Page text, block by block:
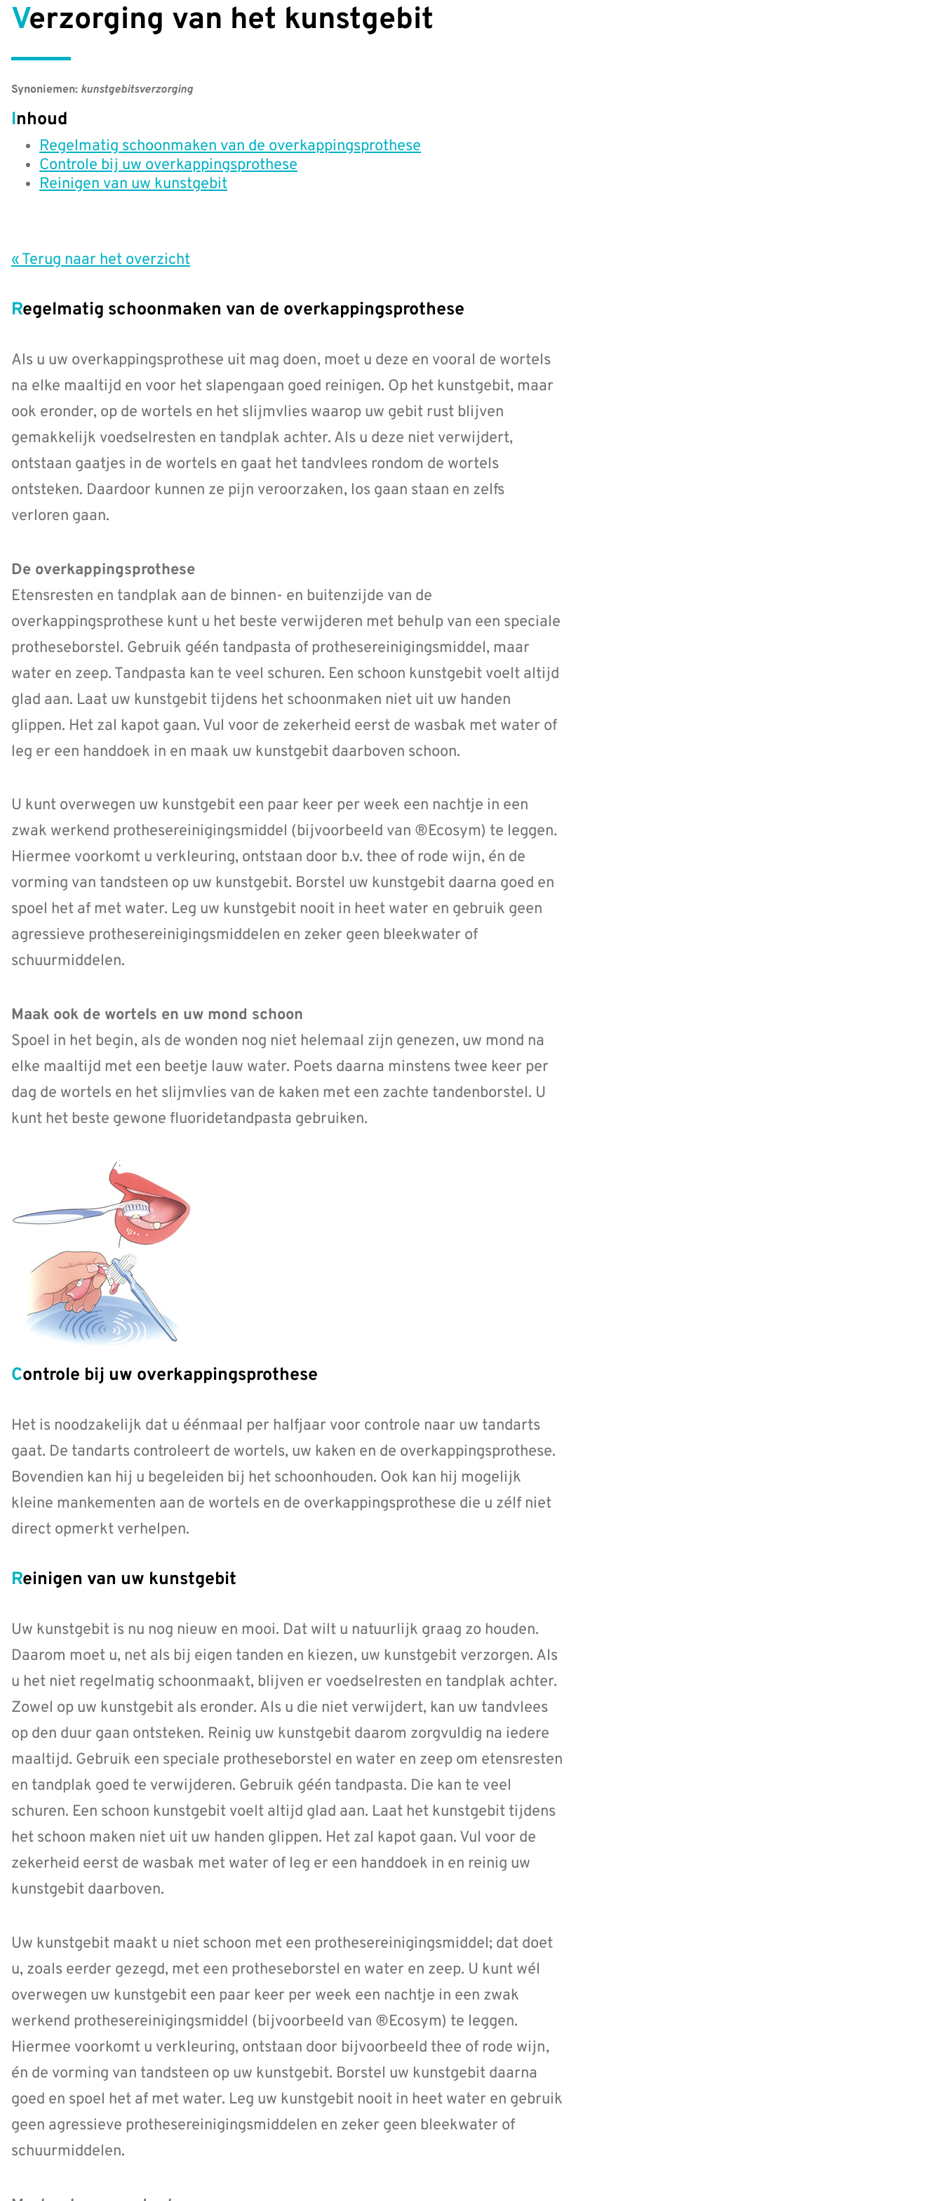
Verzorging van het kunstgebit
Synoniemen: kunstgebitsverzorging
Inhoud
Regelmatig schoonmaken van de overkappingsprothese
Controle bij uw overkappingsprothese
Reinigen van uw kunstgebit
« Terug naar het overzicht
Regelmatig schoonmaken van de overkappingsprothese
Als u uw overkappingsprothese uit mag doen, moet u deze en vooral de wortels
na elke maaltijd en voor het slapengaan goed reinigen. Op het kunstgebit, maar
ook eronder, op de wortels en het slijmvlies waarop uw gebit rust blijven
gemakkelijk voedselresten en tandplak achter. Als u deze niet verwijdert,
ontstaan gaatjes in de wortels en gaat het tandvlees rondom de wortels
ontsteken. Daardoor kunnen ze pijn veroorzaken, los gaan staan en zelfs
verloren gaan.
De overkappingsprothese
Etensresten en tandplak aan de binnen- en buitenzijde van de
overkappingsprothese kunt u het beste verwijderen met behulp van een speciale
protheseborstel. Gebruik géén tandpasta of prothesereinigingsmiddel, maar
water en zeep. Tandpasta kan te veel schuren. Een schoon kunstgebit voelt altijd
glad aan. Laat uw kunstgebit tijdens het schoonmaken niet uit uw handen
glippen. Het zal kapot gaan. Vul voor de zekerheid eerst de wasbak met water of
leg er een handdoek in en maak uw kunstgebit daarboven schoon.
U kunt overwegen uw kunstgebit een paar keer per week een nachtje in een
zwak werkend prothesereinigingsmiddel (bijvoorbeeld van ®Ecosym) te leggen.
Hiermee voorkomt u verkleuring, ontstaan door b.v. thee of rode wijn, én de
vorming van tandsteen op uw kunstgebit. Borstel uw kunstgebit daarna goed en
spoel het af met water. Leg uw kunstgebit nooit in heet water en gebruik geen
agressieve prothesereinigingsmiddelen en zeker geen bleekwater of
schuurmiddelen.
Maak ook de wortels en uw mond schoon
Spoel in het begin, als de wonden nog niet helemaal zijn genezen, uw mond na
elke maaltijd met een beetje lauw water. Poets daarna minstens twee keer per
dag de wortels en het slijmvlies van de kaken met een zachte tandenborstel. U
kunt het beste gewone fluoridetandpasta gebruiken.
Controle bij uw overkappingsprothese
Het is noodzakelijk dat u éénmaal per halfjaar voor controle naar uw tandarts
gaat. De tandarts controleert de wortels, uw kaken en de overkappingsprothese.
Bovendien kan hij u begeleiden bij het schoonhouden. Ook kan hij mogelijk
kleine mankementen aan de wortels en de overkappingsprothese die u zélf niet
direct opmerkt verhelpen.
Reinigen van uw kunstgebit
Uw kunstgebit is nu nog nieuw en mooi. Dat wilt u natuurlijk graag zo houden.
Daarom moet u, net als bij eigen tanden en kiezen, uw kunstgebit verzorgen. Als
u het niet regelmatig schoonmaakt, blijven er voedselresten en tandplak achter.
Zowel op uw kunstgebit als eronder. Als u die niet verwijdert, kan uw tandvlees
op den duur gaan ontsteken. Reinig uw kunstgebit daarom zorgvuldig na iedere
maaltijd. Gebruik een speciale protheseborstel en water en zeep om etensresten
en tandplak goed te verwijderen. Gebruik géén tandpasta. Die kan te veel
schuren. Een schoon kunstgebit voelt altijd glad aan. Laat het kunstgebit tijdens
het schoon maken niet uit uw handen glippen. Het zal kapot gaan. Vul voor de
zekerheid eerst de wasbak met water of leg er een handdoek in en reinig uw
kunstgebit daarboven.
Uw kunstgebit maakt u niet schoon met een prothesereinigingsmiddel; dat doet
u, zoals eerder gezegd, met een protheseborstel en water en zeep. U kunt wél
overwegen uw kunstgebit een paar keer per week een nachtje in een zwak
werkend prothesereinigingsmiddel (bijvoorbeeld van ®Ecosym) te leggen.
Hiermee voorkomt u verkleuring, ontstaan door bijvoorbeeld thee of rode wijn,
én de vorming van tandsteen op uw kunstgebit. Borstel uw kunstgebit daarna
goed en spoel het af met water. Leg uw kunstgebit nooit in heet water en gebruik
geen agressieve prothesereinigingsmiddelen en zeker geen bleekwater of
schuurmiddelen.